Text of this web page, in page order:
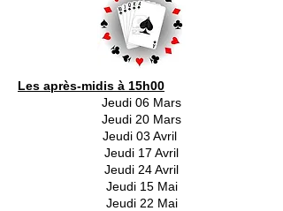
Les après-midis à 15h00
Jeudi 06 Mars
Jeudi 20 Mars
Jeudi 03 Avril
Jeudi 17 Avril
Jeudi 24 Avril
Jeudi 15 Mai
Jeudi 22 Mai